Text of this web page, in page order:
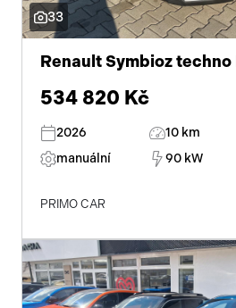
33
Renault Symbioz techno
534 820 Kč
2026 10 km
manuální
90 kW
PRIMO CAR